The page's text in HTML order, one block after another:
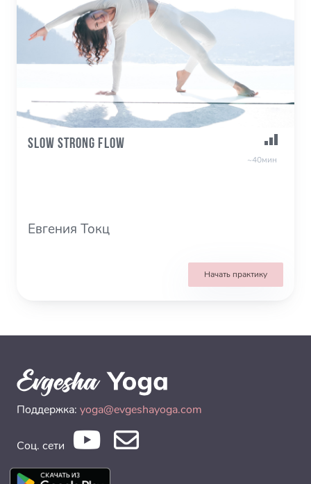
Slow Strong Flow
~40мин
Евгения Токц
Начать практику
Поддержка: yoga@evgeshayoga.com
Соц. сети